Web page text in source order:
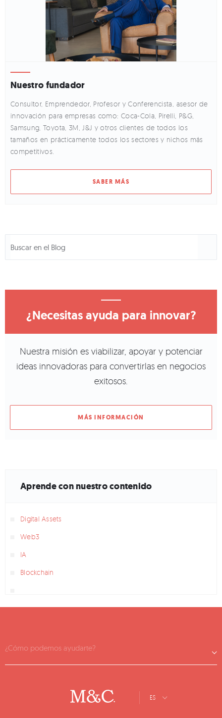
Nuestro fundador
Consultor, Emprendedor, Profesor y Conferencista, asesor de
innovación para empresas como: Coca-Cola, Pirelli, P&G,
Samsung, Toyota, 3M, J&J y otros clientes de todos los
tamaños en prácticamente todos los sectores y nichos más
competitivos.
SABER MÁS
¿Necesitas ayuda para innovar?
Nuestra misión es viabilizar, apoyar y potenciar
ideas innovadoras para convertirlas en negocios
exitosos.
MÁS INFORMACIÓN
Aprende con nuestro contenido
Digital Assets
Web3
IA
Blockchain
¿Cómo podemos ayudarte?
ES